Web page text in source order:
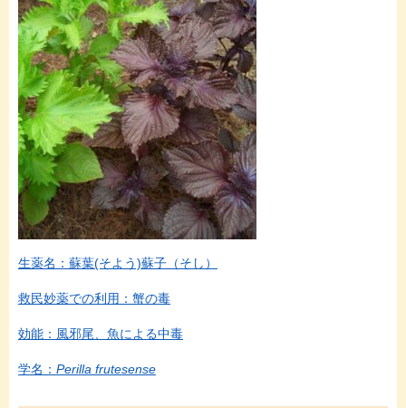
生薬名：蘇葉(そよう)蘇子（そし）
救民妙薬での利用：蟹の毒
効能：風邪尾、魚による中毒
学名： Perilla frutesense